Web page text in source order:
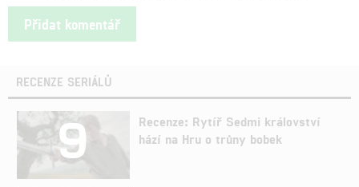
RECENZE SERIÁLŮ
9
Recenze: Rytíř Sedmi království
hází na Hru o trůny bobek